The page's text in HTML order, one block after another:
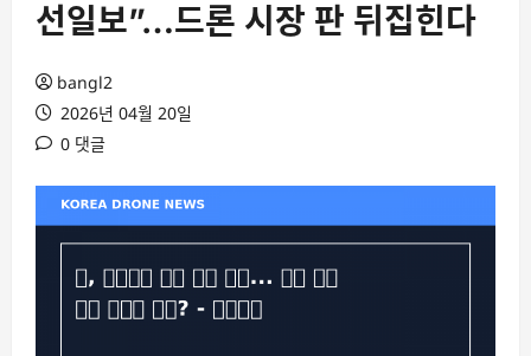
선일보”…드론 시장 판 뒤집힌다
bangl2
2026년 04월 20일
0 댓글